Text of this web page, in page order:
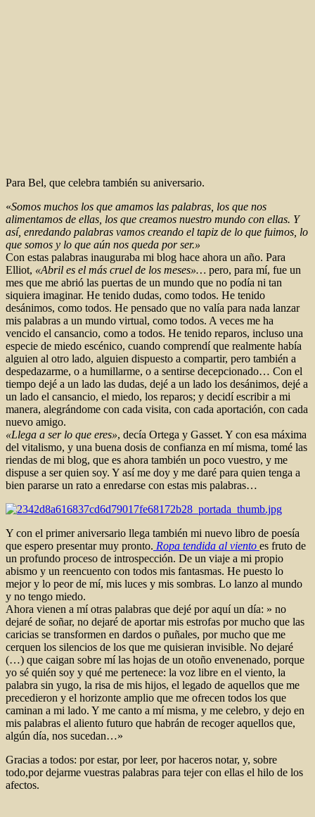
Para Bel, que celebra también su aniversario.
«Somos muchos los que amamos las palabras, los que nos
alimentamos de ellas, los que creamos nuestro mundo con ellas. Y
así, enredando palabras vamos creando el tapiz de lo que fuimos, lo
que somos y lo que aún nos queda por ser.»
Con estas palabras inauguraba mi blog hace ahora un año. Para
Elliot, «Abril es el más cruel de los meses»… pero, para mí, fue un
mes que me abrió las puertas de un mundo que no podía ni tan
siquiera imaginar. He tenido dudas, como todos. He tenido
desánimos, como todos. He pensado que no valía para nada lanzar
mis palabras a un mundo virtual, como todos. A veces me ha
vencido el cansancio, como a todos. He tenido reparos, incluso una
especie de miedo escénico, cuando comprendí que realmente había
alguien al otro lado, alguien dispuesto a compartir, pero también a
despedazarme, o a humillarme, o a sentirse decepcionado… Con el
tiempo dejé a un lado las dudas, dejé a un lado los desánimos, dejé a
un lado el cansancio, el miedo, los reparos; y decidí escribir a mi
manera, alegrándome con cada visita, con cada aportación, con cada
nuevo amigo.
«Llega a ser lo que eres», decía Ortega y Gasset. Y con esa máxima
del vitalismo, y una buena dosis de confianza en mí misma, tomé las
riendas de mi blog, que es ahora también un poco vuestro, y me
dispuse a ser quien soy. Y así me doy y me daré para quien tenga a
bien pararse un rato a enredarse con estas mis palabras…
Y con el primer aniversario llega también mi nuevo libro de poesía
que espero presentar muy pronto. Ropa tendida al viento es fruto de
un profundo proceso de introspección. De un viaje a mi propio
abismo y un reencuento con todos mis fantasmas. He puesto lo
mejor y lo peor de mí, mis luces y mis sombras. Lo lanzo al mundo
y no tengo miedo.
Ahora vienen a mí otras palabras que dejé por aquí un día: » no
dejaré de soñar, no dejaré de aportar mis estrofas por mucho que las
caricias se transformen en dardos o puñales, por mucho que me
cerquen los silencios de los que me quisieran invisible. No dejaré
(…) que caigan sobre mí las hojas de un otoño envenenado, porque
yo sé quién soy y qué me pertenece: la voz libre en el viento, la
palabra sin yugo, la risa de mis hijos, el legado de aquellos que me
precedieron y el horizonte amplio que me ofrecen todos los que
caminan a mi lado. Y me canto a mí misma, y me celebro, y dejo en
mis palabras el aliento futuro que habrán de recoger aquellos que,
algún día, nos sucedan…»
Gracias a todos: por estar, por leer, por haceros notar, y, sobre
todo,por dejarme vuestras palabras para tejer con ellas el hilo de los
afectos.